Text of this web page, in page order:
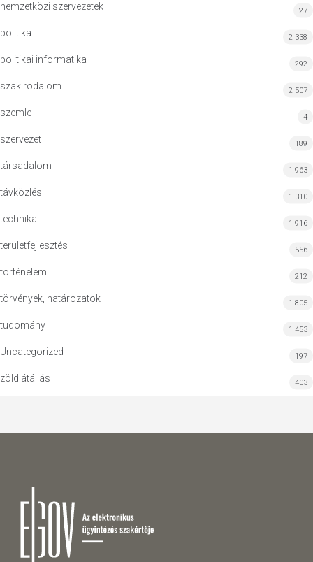
nemzetközi szervezetek 27
politika 2 338
politikai informatika 292
szakirodalom 2 507
szemle 4
szervezet 189
társadalom 1 963
távközlés 1 310
technika 1 916
területfejlesztés 556
történelem 212
törvények, határozatok 1 805
tudomány 1 453
Uncategorized 197
zöld átállás 403